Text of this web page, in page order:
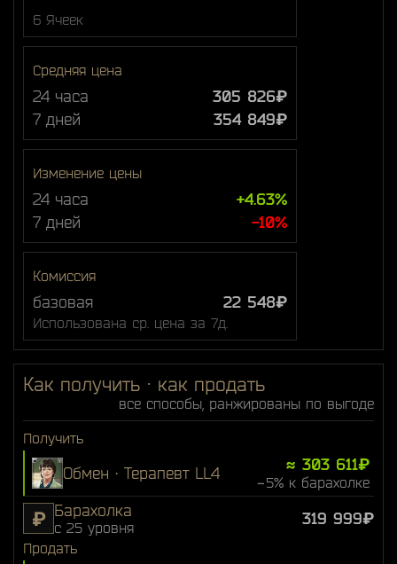
6 Ячеек
Средняя цена
24 часа
305 826₽
7 дней
354 849₽
Изменение цены
24 часа
+4.63%
7 дней
-10%
Комиссия
базовая 22 548₽
Использована ср. цена за 7д.
Как получить · как продать
все способы, ранжированы по выгоде
Получить
Обмен · Терапевт LL4 ≈ 303 611₽
−5% к барахолке
₽ Барахолка
с 25 уровня
319 999₽
Продать